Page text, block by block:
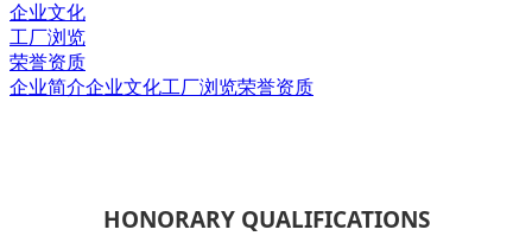
企业文化
工厂浏览
荣誉资质
企业简介企业文化工厂浏览荣誉资质
HONORARY QUALIFICATIONS